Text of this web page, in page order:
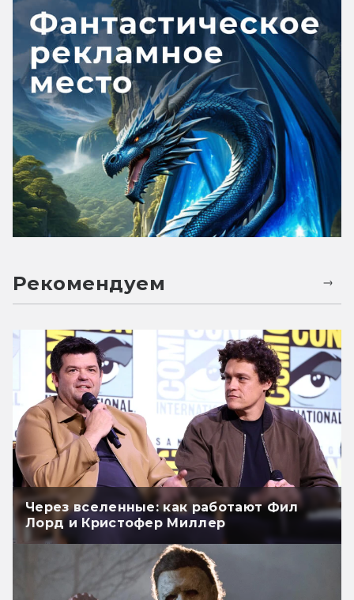
Рекомендуем
Через вселенные: как работают Фил
Лорд и Кристофер Миллер